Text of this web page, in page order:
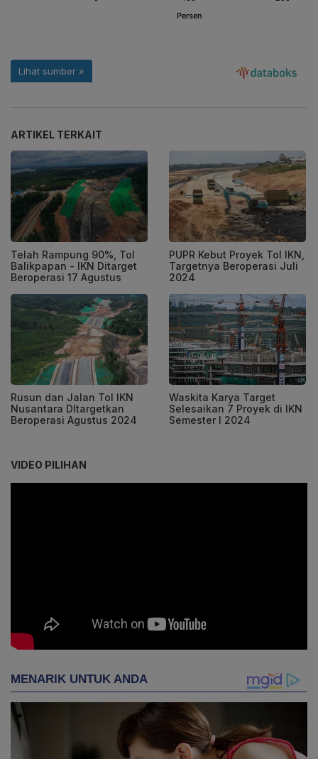
ARTIKEL TERKAIT
Telah Rampung 90%, Tol
Balikpapan - IKN Ditarget
Beroperasi 17 Agustus
PUPR Kebut Proyek Tol IKN,
Targetnya Beroperasi Juli
2024
Rusun dan Jalan Tol IKN
Nusantara DItargetkan
Beroperasi Agustus 2024
Waskita Karya Target
Selesaikan 7 Proyek di IKN
Semester I 2024
VIDEO PILIHAN